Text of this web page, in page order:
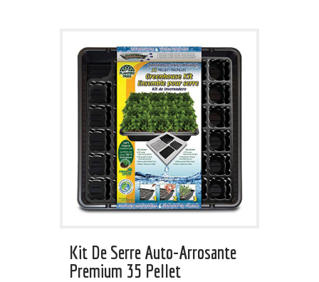
Kit De Serre Auto-Arrosante
Premium 35 Pellet